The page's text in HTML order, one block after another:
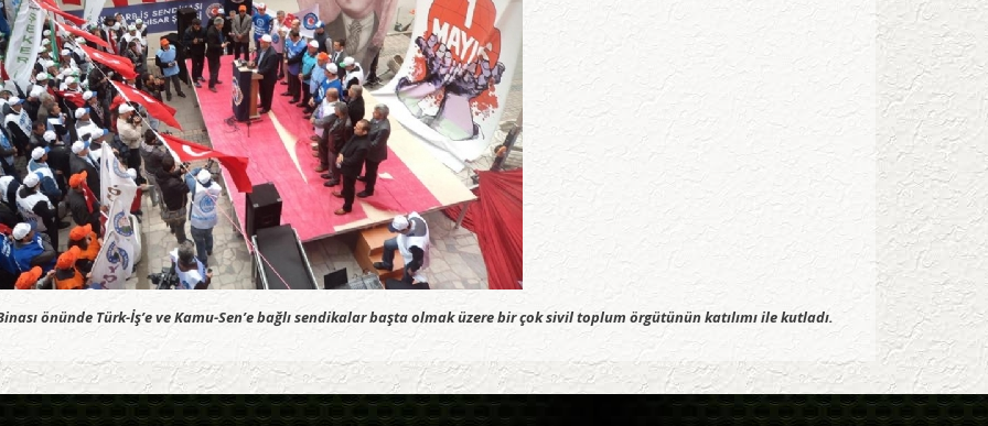
önünde Türk-İş’e ve Kamu-Sen’e bağlı sendikalar başta olmak üzere bir çok sivil toplum örgütünün katılımı ile kutladı.